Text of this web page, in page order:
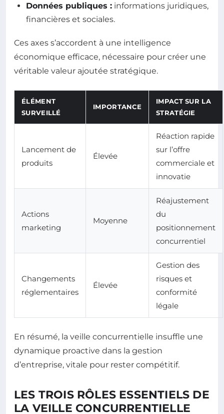
Données publiques : informations juridiques,
financières et sociales.
Ces axes s’accordent à une intelligence
économique efficace, nécessaire pour créer une
véritable valeur ajoutée stratégique.
ÉLÉMENT
SURVEILLÉ
IMPORTANCE
IMPACT SUR LA
STRATÉGIE
Lancement de
produits
Élevée
Réaction rapide
sur l’offre
commerciale et
innovatie
Actions
marketing
Moyenne
Réajustement
du
positionnement
concurrentiel
Changements
réglementaires
Élevée
Gestion des
risques et
conformité
légale
En résumé, la veille concurrentielle insuffle une
dynamique proactive dans la gestion
d’entreprise, vitale pour rester compétitif.
LES TROIS RÔLES ESSENTIELS DE
LA VEILLE CONCURRENTIELLE